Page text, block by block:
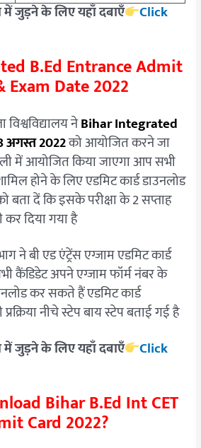
में जुड़ने के लिए यहाँ दबाएँ
Click
B.Ed Entrance Admit
Exam Date 2022
नेBihar Integrated
अगस्त 2022को आयोजित करने जा
में आयोजित किया जाएगा आप सभी
होने के लिए एडमिट कार्ड डाउनलोड
दें कि इसके परीक्षा के 2 सप्ताह
कर दिया गया है
ने बी एड एंट्रेंस एग्जाम एडमिट कार्ड
कैंडिडेट अपने एग्जाम फॉर्म नंबर के
कर सकते हैं एडमिट कार्ड
नीचे स्टेप बाय स्टेप बताई गई है
में जुड़ने के लिए यहाँ दबाएँ
Click
Bihar B.Ed Int CET
Card 2022?